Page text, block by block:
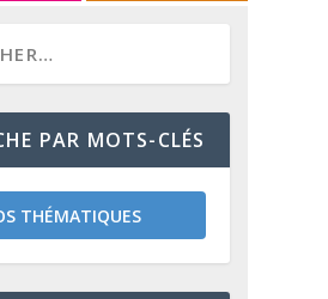
PAR MOTS-CLÉS
THÉMATIQUES